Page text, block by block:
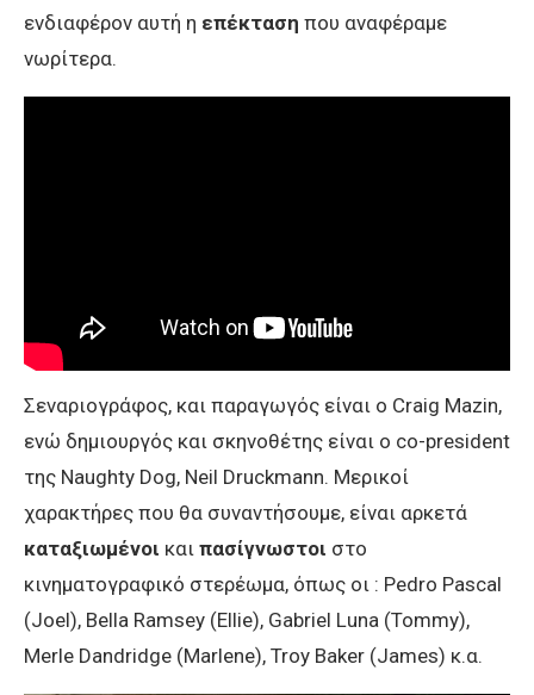
ενδιαφέρον αυτή η επέκταση που αναφέραμε
νωρίτερα.
Σεναριογράφος, και παραγωγός είναι ο Craig Mazin,
ενώ δημιουργός και σκηνοθέτης είναι ο co-president
της Naughty Dog, Neil Druckmann. Μερικοί
χαρακτήρες που θα συναντήσουμε, είναι αρκετά
καταξιωμένοι και πασίγνωστοι στο
κινηματογραφικό στερέωμα, όπως οι : Pedro Pascal
(Joel), Bella Ramsey (Ellie), Gabriel Luna (Tommy),
Merle Dandridge (Marlene), Troy Baker (James) κ.α.